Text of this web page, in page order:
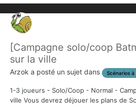
[Campagne solo/coop
sur la ville
Arzok a posté un sujet dans Scénarios
1-3 joueurs - Solo/Coop - Normal -
ville Vous devrez déjouer les plans de